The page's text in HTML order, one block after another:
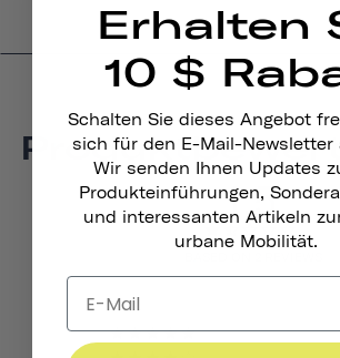
1.5
Erhalten
10 $
Schalten Sie dieses Angebot
sich für den E-Mail-Newsletter
Wir senden Ihnen Updates
Produkteinführungen,
und interessanten Artikeln
urbane Mobilität.